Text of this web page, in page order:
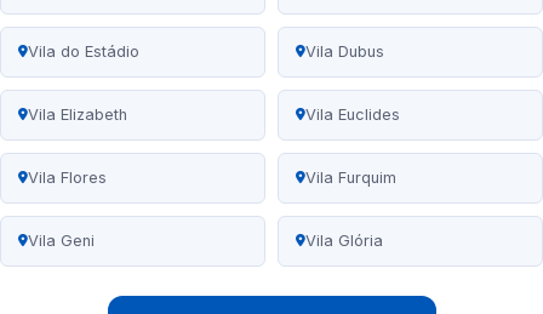
Vila do Estádio Vila Dubus
Vila Elizabeth Vila Euclides
Vila Flores Vila Furquim
Vila Geni Vila Glória